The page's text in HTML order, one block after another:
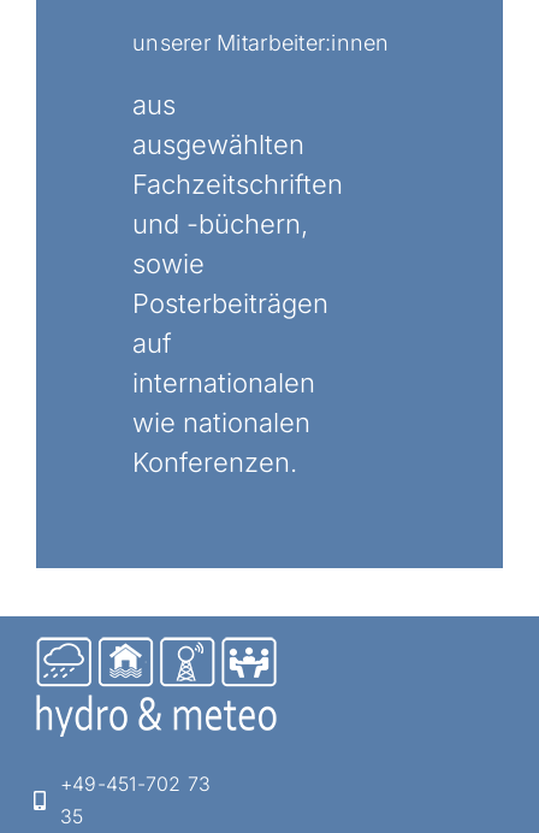
unserer Mitarbeiter:innen
aus
ausgewählten
Fachzeitschriften
und -büchern,
sowie
Posterbeiträgen
auf
internationalen
wie nationalen
Konferenzen.
+49-451-702 73
35